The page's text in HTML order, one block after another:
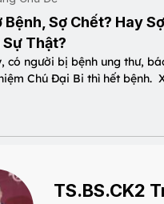
Bệnh, Sợ Chết? Hay
Thật?
có người bị bệnh ung thư,
Chú Đại Bi thì hết bệnh.
TS.BS.CK2